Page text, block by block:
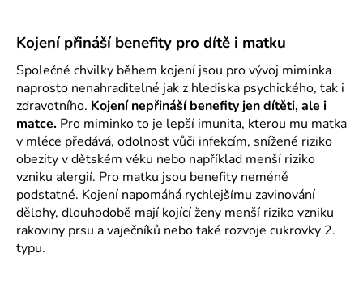
Kojení přináší benefity pro dítě i matku
Společné chvilky během kojení jsou pro vývoj miminka
naprosto nenahraditelné jak z hlediska psychického, tak i
zdravotního. Kojení nepřináší benefity jen dítěti, ale i
matce. Pro miminko to je lepší imunita, kterou mu matka
v mléce předává, odolnost vůči infekcím, snížené riziko
obezity v dětském věku nebo například menší riziko
vzniku alergií. Pro matku jsou benefity neméně
podstatné. Kojení napomáhá rychlejšímu zavinování
dělohy, dlouhodobě mají kojící ženy menší riziko vzniku
rakoviny prsu a vaječníků nebo také rozvoje cukrovky 2.
typu.